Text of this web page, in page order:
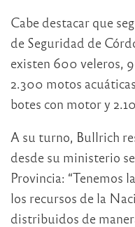
Cabe destacar que
de Seguridad de
existen 600 veleros,
2.300 motos
botes con motor y
A su turno, Bullrich
desde su ministerio
Provincia: “Tenemos
los recursos de la
distribuidos de